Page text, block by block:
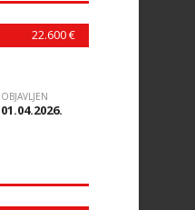
22.600 €
OBJAVLJEN
01.04.2026.